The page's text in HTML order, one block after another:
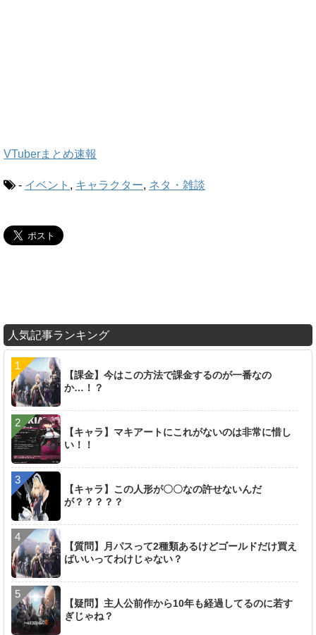
VTuberまとめ速報
- イベント , キャラクター, ネタ・雑談
人気記事ランキング
【課金】今はこの方法で課金するのが一番なの
か…！？
【キャラ】マキアートにこれがないのは非常に惜し
い！！
【キャラ】この人形が〇〇なの許せないんだ
が？？？？？
【質問】月パスって2種類あるけどゴールドだけ買え
ばいいってわけじゃない？
【疑問】主人公前作から10年も経過してるのに若す
ぎじゃね？